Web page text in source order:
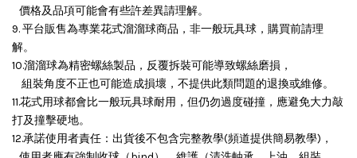
價格及品項可能會有些許差異請理解。
9. 平台販售為專業花式溜溜球商品，非一般玩具球，購買前請理
解。
10.溜溜球為精密螺絲製品，反覆拆裝可能導致螺絲磨損，
組裝角度不正也可能造成損壞， 不提供此類問題的退換或維修。
11.花式用球都會比一般玩具球耐用，但仍勿過度碰撞，應避免大力敲
打及撞擊硬地。
12.承諾使用者責任：出貨後不包含完整教學(頻道提供簡易教學)，